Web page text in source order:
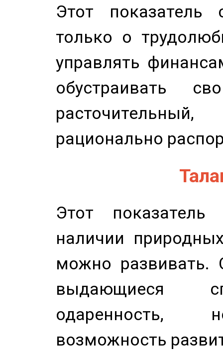
Этот показатель
только о
управлять
обустраивать
рационально
Этот показатель
наличии
можно развивать.
выдающиеся
одаренность,
возможность